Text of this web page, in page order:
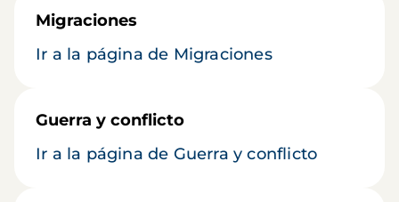
Migraciones
Ir a la página de Migraciones
Guerra y conflicto
Ir a la página de Guerra y conflicto